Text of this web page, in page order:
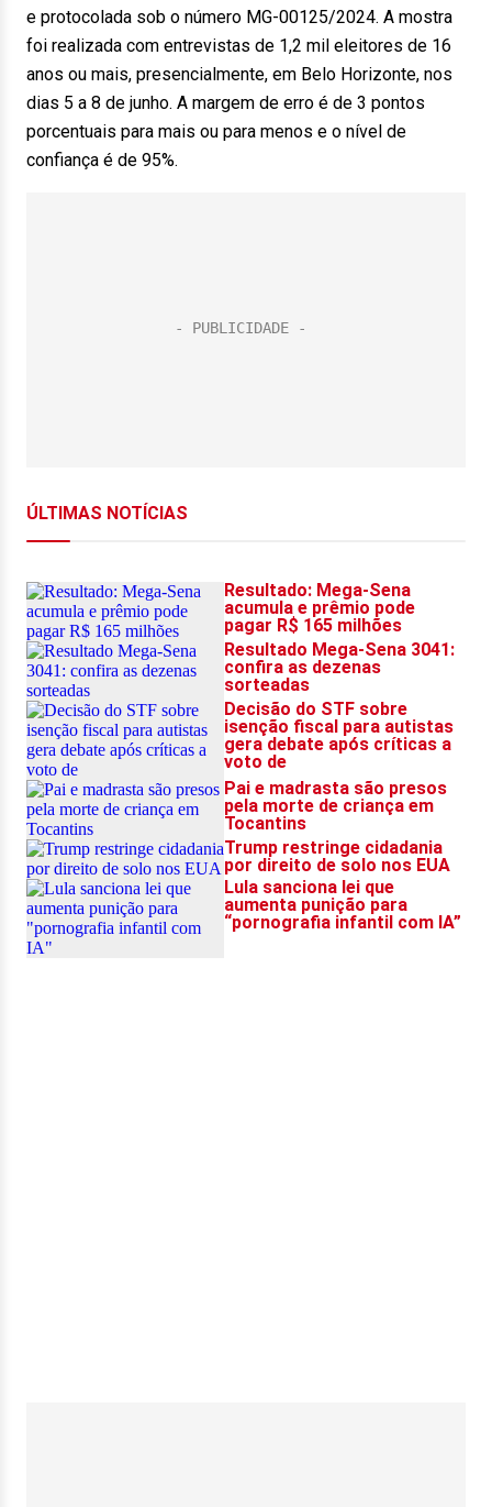
e protocolada sob o número MG-00125/2024. A mostra
foi realizada com entrevistas de 1,2 mil eleitores de 16
anos ou mais, presencialmente, em Belo Horizonte, nos
dias 5 a 8 de junho. A margem de erro é de 3 pontos
porcentuais para mais ou para menos e o nível de
confiança é de 95%.